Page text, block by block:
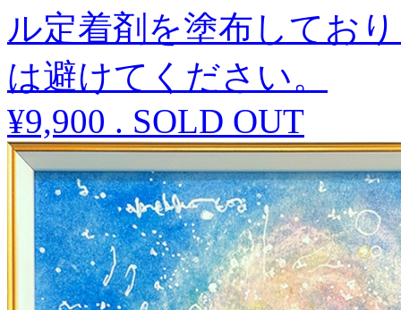
ル定着剤を塗布してお
は避けてください。
¥9,900 . SOLD OUT